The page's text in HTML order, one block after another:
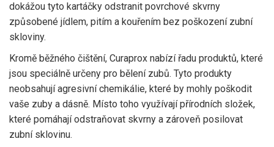
dokážou tyto kartáčky odstranit povrchové skvrny
způsobené jídlem, pitím a kouřením bez poškození zubní
skloviny.
Kromě běžného čištění, Curaprox nabízí řadu produktů, které
jsou speciálně určeny pro bělení zubů. Tyto produkty
neobsahují agresivní chemikálie, které by mohly poškodit
vaše zuby a dásně. Místo toho využívají přírodních složek,
které pomáhají odstraňovat skvrny a zároveň posilovat
zubní sklovinu.